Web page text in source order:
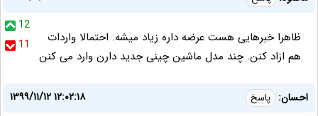
12
11
ظاهرا خبرهایی هست عرضه داره زیاد میشه. احتمالا واردات
هم ازاد کنن. چند مدل ماشین چینی جدید دارن وارد می کنن
احسان: پاسخ
۱۳۹۹/۱۱/۱۲ ۱۲:۰۲:۱۸